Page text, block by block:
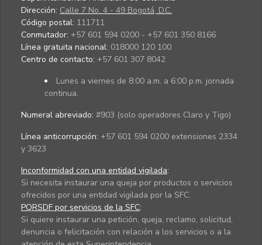
Dirección: Calle 7 No. 4 - 49 Bogotá, D.C.
Código postal: 111711
Conmutador: +57 601 594 0200 - +57 601 350 8166
Línea gratuita nacional: 018000 120 100
Centro de contacto: +57 601 307 8042
Lunes a viernes de 8:00 a.m. a 6:00 p.m. jornada
continua.
Numeral abreviado: #903 (solo operadores Claro y Tigo)
Línea anticorrupción: +57 601 594 0200 extensiones 2334
y 3623
Inconformidad con una entidad vigilada:
Si necesita instaurar una queja por productos o servicios
ofrecidos por una entidad vigilada por la SFC.
PQRSDF por servicios de la SFC:
Si quiere instaurar una petición, queja, reclamo, solicitud,
denuncia o felicitación con relación a los servicios o a la